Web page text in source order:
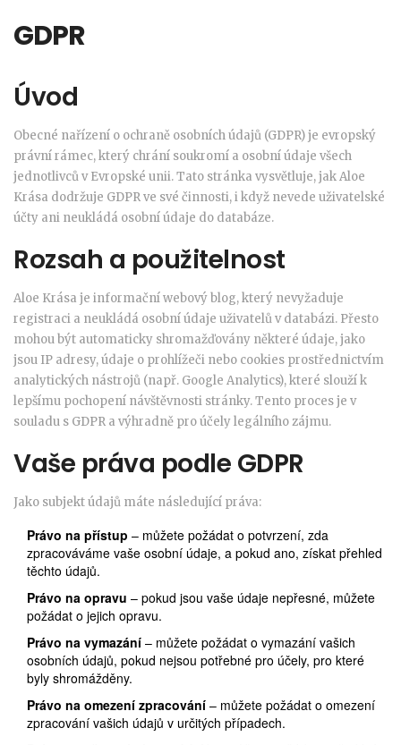
GDPR
Úvod
Obecné nařízení o ochraně osobních údajů (GDPR) je evropský
právní rámec, který chrání soukromí a osobní údaje všech
jednotlivců v Evropské unii. Tato stránka vysvětluje, jak Aloe
Krása dodržuje GDPR ve své činnosti, i když nevede uživatelské
účty ani neukládá osobní údaje do databáze.
Rozsah a použitelnost
Aloe Krása je informační webový blog, který nevyžaduje
registraci a neukládá osobní údaje uživatelů v databázi. Přesto
mohou být automaticky shromažďovány některé údaje, jako
jsou IP adresy, údaje o prohlížeči nebo cookies prostřednictvím
analytických nástrojů (např. Google Analytics), které slouží k
lepšímu pochopení návštěvnosti stránky. Tento proces je v
souladu s GDPR a výhradně pro účely legálního zájmu.
Vaše práva podle GDPR
Jako subjekt údajů máte následující práva:
Právo na přístup – můžete požádat o potvrzení, zda
zpracováváme vaše osobní údaje, a pokud ano, získat přehled
těchto údajů.
Právo na opravu – pokud jsou vaše údaje nepřesné, můžete
požádat o jejich opravu.
Právo na vymazání – můžete požádat o vymazání vašich
osobních údajů, pokud nejsou potřebné pro účely, pro které
byly shromážděny.
Právo na omezení zpracování – můžete požádat o omezení
zpracování vašich údajů v určitých případech.